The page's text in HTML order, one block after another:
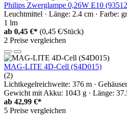
Philips Zwerglampe 0,26W E10
Leuchtmittel · Länge: 2.4 cm · Farbe:
1 lm
ab 0,45 €* (0,45 €/Stück)
2 Preise vergleichen
MAG-LITE 4D-Cell (S4D015)
(2)
Lichtkegelreichweite: 376 m ·
Gewicht mit Akku: 1043 g · Länge:
ab 42,99 €*
5 Preise vergleichen